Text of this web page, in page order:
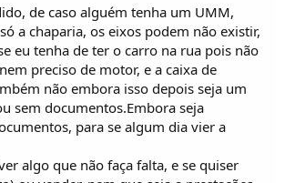
de caso alguém tenha um UMM,
a chaparia, os eixos podem não existir,
eu tenha de ter o carro na rua pois não
preciso de motor, e a caixa de
não embora isso depois seja um
sem documentos.Embora seja
para se algum dia vier a
algo que não faça falta, e se quiser